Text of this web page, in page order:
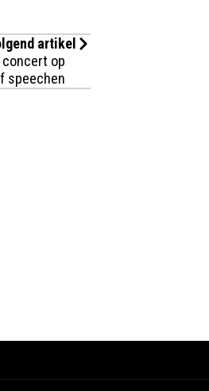
artikel
concert op
speechen